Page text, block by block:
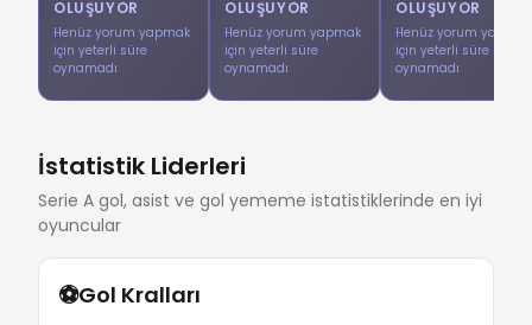
OLUŞUYOR
Henüz yorum yapmak
için yeterli süre
oynamadı
OLUŞUYOR
Henüz yorum yapmak
için yeterli süre
oynamadı
OLUŞUYOR
Henüz yorum yapmak
için yeterli süre
oynamadı
İstatistik Liderleri
Serie A gol, asist ve gol yememe istatistiklerinde en iyi
oyuncular
⚽Gol Kralları